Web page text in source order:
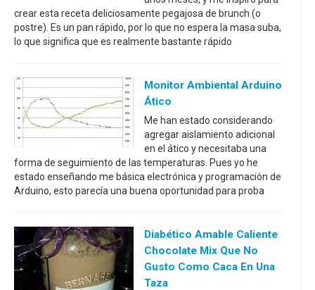
crear esta receta deliciosamente pegajosa de brunch (o
postre). Es un pan rápido, por lo que no espera la masa suba,
lo que significa que es realmente bastante rápido
Monitor Ambiental Arduino
Ático
Me han estado considerando
agregar aislamiento adicional
en el ático y necesitaba una
forma de seguimiento de las temperaturas. Pues yo he
estado enseñando me básica electrónica y programación de
Arduino, esto parecía una buena oportunidad para proba
Diabético Amable Caliente
Chocolate Mix Que No
Gusto Como Caca En Una
Taza